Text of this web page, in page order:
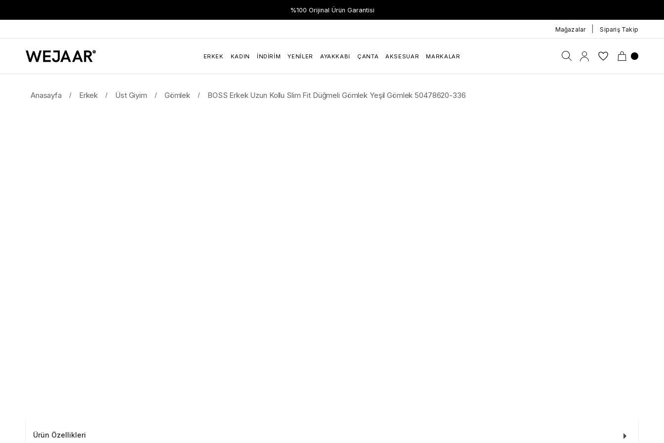
%100 Orijinal Ürün Garantisi
Hızlı Teslimat
Mağazalar Sipariş Takip
ERKEK KADIN İNDIRIM YENILER AYAKKABI ÇANTA AKSESUAR MARKALAR
Anasayfa Erkek Üst Giyim Gömlek BOSS Erkek Uzun Kollu Slim Fit Düğmeli Gömlek Yeşil Gömlek 50478620-336
Ürün Özellikleri